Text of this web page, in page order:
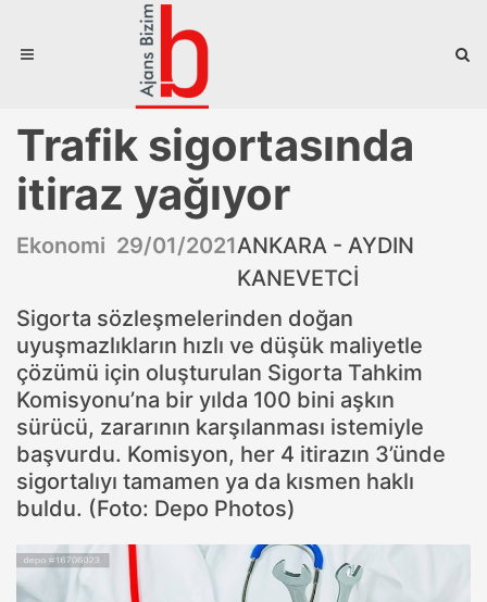
Trafik sigortasında
itiraz yağıyor
Ekonomi 29/01/2021ANKARA - AYDIN
KANEVETCİ
Sigorta sözleşmelerinden doğan
uyuşmazlıkların hızlı ve düşük maliyetle
çözümü için oluşturulan Sigorta Tahkim
Komisyonu’na bir yılda 100 bini aşkın
sürücü, zararının karşılanması istemiyle
başvurdu. Komisyon, her 4 itirazın 3’ünde
sigortalıyı tamamen ya da kısmen haklı
buldu. (Foto: Depo Photos)